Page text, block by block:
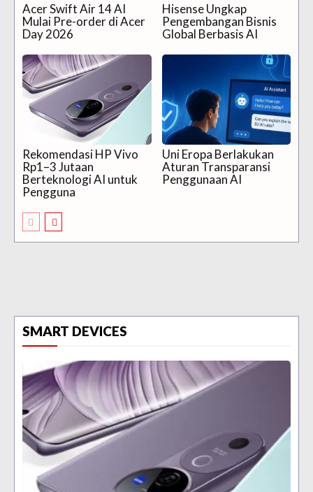
Acer Swift Air 14 AI
Mulai Pre-order di Acer
Day 2026
Hisense Ungkap
Pengembangan Bisnis
Global Berbasis AI
Rekomendasi HP Vivo
Rp1–3 Jutaan
Berteknologi AI untuk
Pengguna
Uni Eropa Berlakukan
Aturan Transparansi
Penggunaan AI
SMART DEVICES